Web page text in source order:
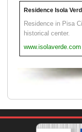
Residence Isola
Residence in Pisa
historical center.
www.isolaverde.com